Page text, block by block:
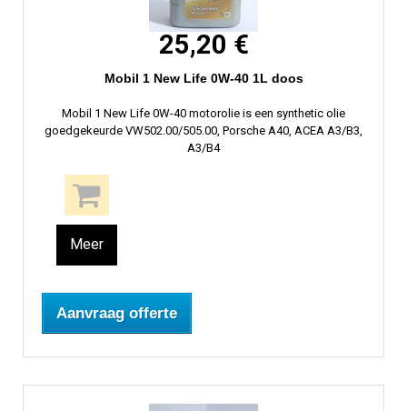
25,20 €
Mobil 1 New Life 0W-40 1L doos
Mobil 1 New Life 0W-40 motorolie is een synthetic olie
goedgekeurde VW502.00/505.00, Porsche A40, ACEA A3/B3,
A3/B4
Meer
Aanvraag offerte